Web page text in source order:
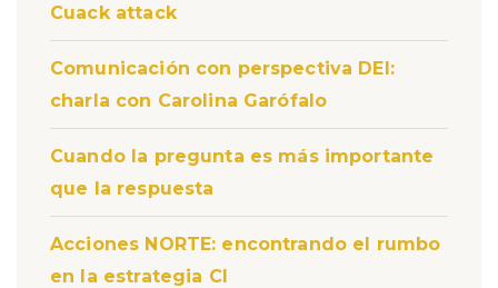
Cuack attack
Comunicación con perspectiva DEI:
charla con Carolina Garófalo
Cuando la pregunta es más importante
que la respuesta
Acciones NORTE: encontrando el rumbo
en la estrategia CI